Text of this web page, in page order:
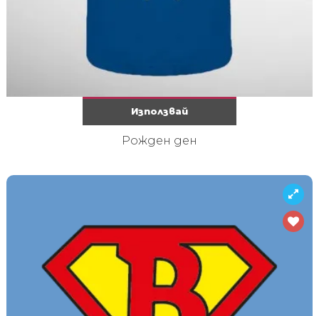
Използвай
Рожден ден